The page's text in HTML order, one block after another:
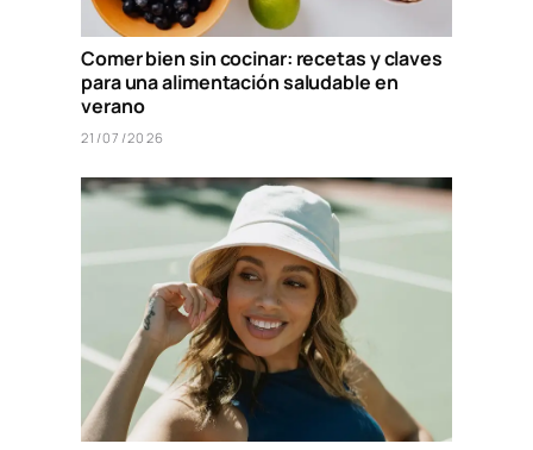
Comer bien sin cocinar: recetas y claves
para una alimentación saludable en
verano
21/07/2026